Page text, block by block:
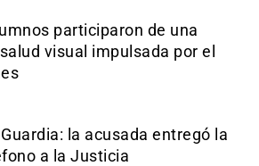
participaron de una
visual impulsada por el
la acusada entregó la
a la Justicia